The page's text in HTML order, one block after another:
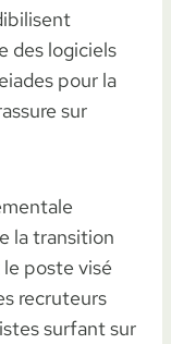
des logiciels
pour la
sur
la transition
poste visé
recruteurs
surfant sur